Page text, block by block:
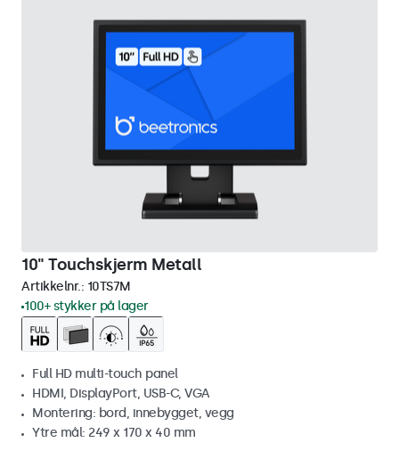
10" Touchskjerm Metall
Artikkelnr.: 10TS7M
100+ stykker på lager
Full HD multi-touch panel
HDMI, DisplayPort, USB-C, VGA
Montering: bord, innebygget, vegg
Ytre mål: 249 x 170 x 40 mm